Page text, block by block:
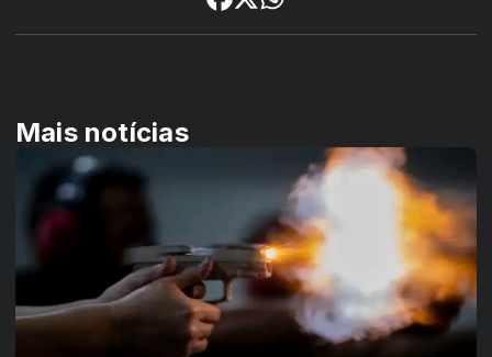
Mais notícias